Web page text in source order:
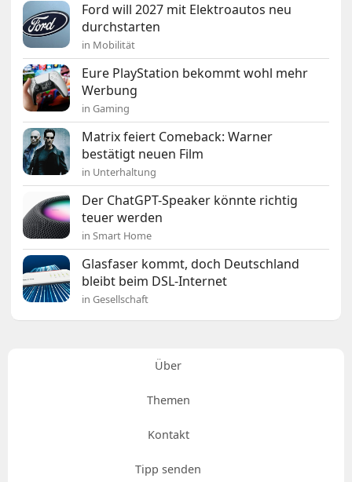
Ford will 2027 mit Elektroautos neu
durchstarten
in Mobilität
Eure PlayStation bekommt wohl mehr
Werbung
in Gaming
Matrix feiert Comeback: Warner
bestätigt neuen Film
in Unterhaltung
Der ChatGPT-Speaker könnte richtig
teuer werden
in Smart Home
Glasfaser kommt, doch Deutschland
bleibt beim DSL-Internet
in Gesellschaft
Über
Themen
Kontakt
Tipp senden